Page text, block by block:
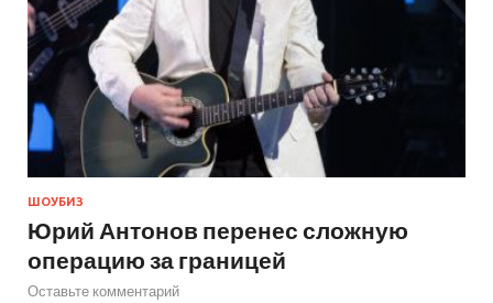
ШОУБИЗ
Юрий Антонов перенес сложную
операцию за границей
Оставьте комментарий